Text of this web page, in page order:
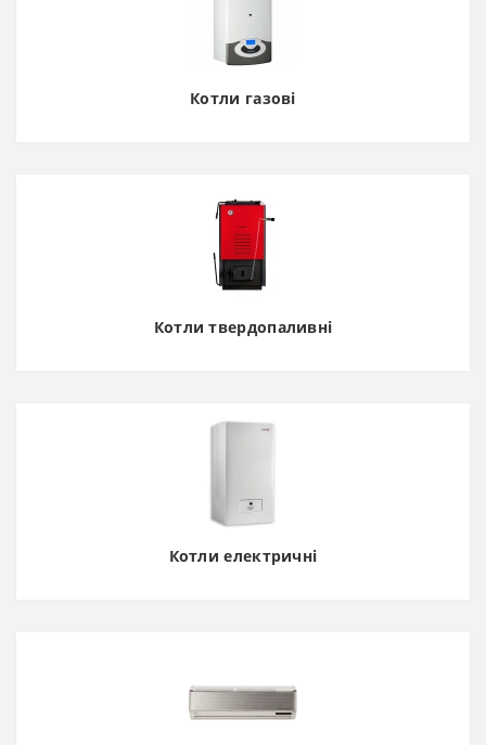
Котли газові
Котли твердопаливні
Котли електричні